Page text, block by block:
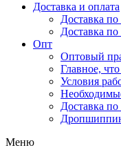
Доставка и оплата
Доставка
Доставка
Опт
Оптовый
Главное,
Условия
Доставка
Меню